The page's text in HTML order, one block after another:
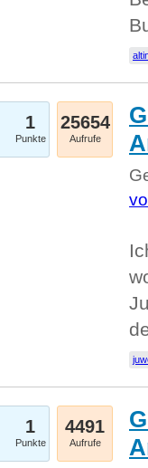
1
Punkte
25654
Aufrufe
1
Punkte
4491
Aufrufe